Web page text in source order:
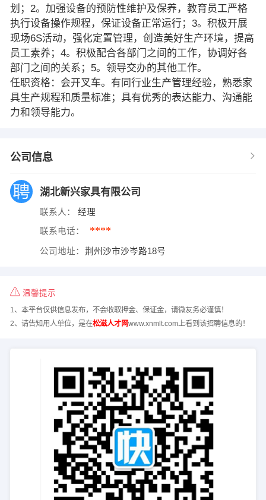
划；2。加强设备的预防性维护及保养，教育员工严格
执行设备操作规程，保证设备正常运行；3。积极开展
现场6S活动，强化定置管理，创造美好生产环境，提高
员工素养；4。积极配合各部门之间的工作，协调好各
部门之间的关系；5。领导交办的其他工作。
任职资格：会开叉车。有同行业生产管理经验，熟悉家
具生产规程和质量标准；具有优秀的表达能力、沟通能
力和领导能力。
公司信息
湖北新兴家具有限公司
联系人： 经理
联系电话： ****
公司地址： 荆州沙市沙岑路18号
温馨提示
1、本平台仅供信息发布，不会收取押金、保证金，请微友务必谨慎！
2、请告知用人单位，是在松滋人才网www.xnmlt.com上看到该招聘信息的！